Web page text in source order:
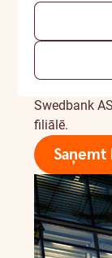
Swedbank
filiālē.
Saņemt